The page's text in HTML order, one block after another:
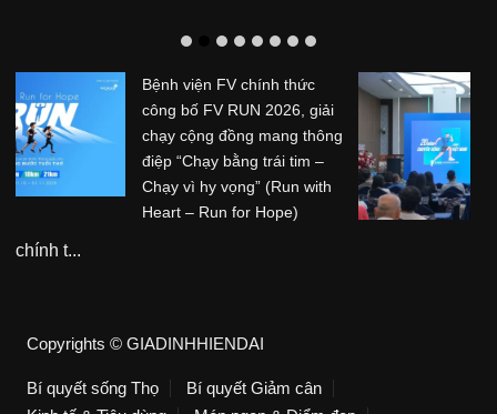
Hệ thống Phòng khám
Chuyên khoa Trị liệu Thần
kinh Cột sống Hoa Kỳ (ACC)
tổ chức sự kiện kỷ niệm 20
năm hoạt động tại Việt Nam
Kinh tế & Tiêu dùng
Món ngon & Điểm đẹp